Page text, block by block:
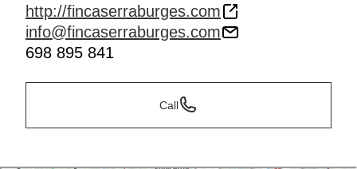
http://fincaserraburges.com
info@fincaserraburges.com
698 895 841
Call